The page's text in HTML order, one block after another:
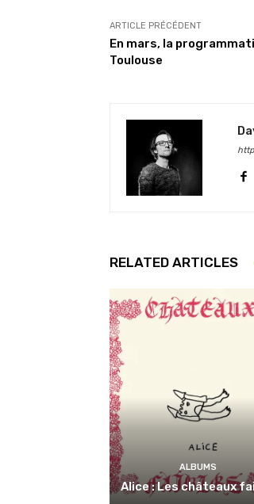
ARTICLE PRÉCÉDENT
En mars, la
Toulouse
RELATED ARTICLES
ALBUMS
Alice : Les châteaux